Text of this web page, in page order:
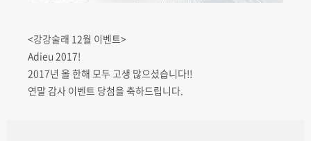
<강강술래 12월 이벤트>
Adieu 2017!
2017년 올 한해 모두 고생 많으셨습니다!!
연말 감사 이벤트 당첨을 축하드립니다.